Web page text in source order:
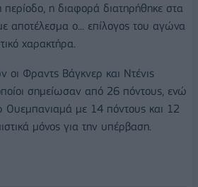
περίοδο, η διαφορά διατηρήθηκε στα
αποτέλεσμα ο... επίλογος του αγώνα
χαρακτήρα.
οι Φραντς Βάγκνερ και Ντένις
σημείωσαν από 26 πόντους, ενώ
Ουεμπανιαμά με 14 πόντους και 12
μόνος για την υπέρβαση.